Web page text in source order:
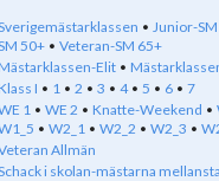
Junior-SM
50+
Veteran-SM 65+
Elit
I 1 2 3 4 5 6
7
1 WE 2 Knatte-Weekend
W2_1 W2_2 W2_3
Allmän
i skolan-mästarna